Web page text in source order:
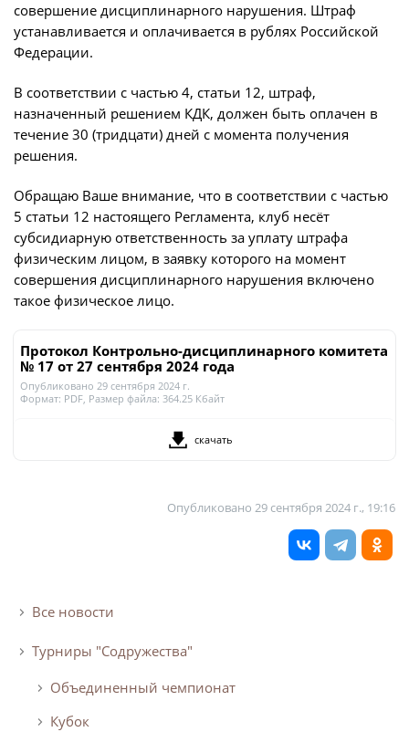
Опубликовано 29 сентября 2024 г., 19:16
Все новости
Турниры "Содружества"
Объединенный чемпионат
Кубок
совершение дисциплинарного нарушения. Штраф
устанавливается и оплачивается в рублях Российской
Федерации.
В соответствии с частью 4, статьи 12, штраф,
назначенный решением КДК, должен быть оплачен в
течение 30 (тридцати) дней с момента получения
решения.
Обращаю Ваше внимание, что в соответствии с частью
5 статьи 12 настоящего Регламента, клуб несёт
субсидиарную ответственность за уплату штрафа
физическим лицом, в заявку которого на момент
совершения дисциплинарного нарушения включено
такое физическое лицо.
Протокол Контрольно-дисциплинарного комитета
№ 17 от 27 сентября 2024 года
Опубликовано 29 сентября 2024 г.
Формат: PDF , Размер файла: 364.25 Кбайт
скачать